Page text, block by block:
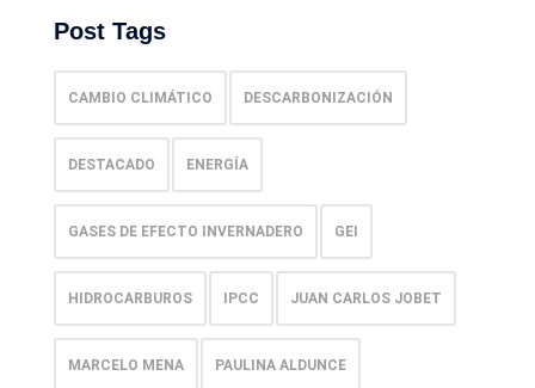
Post Tags
CAMBIO CLIMÁTICO DESCARBONIZACIÓN
DESTACADO ENERGÍA
GASES DE EFECTO INVERNADERO GEI
HIDROCARBUROS IPCC JUAN CARLOS JOBET
MARCELO MENA PAULINA ALDUNCE